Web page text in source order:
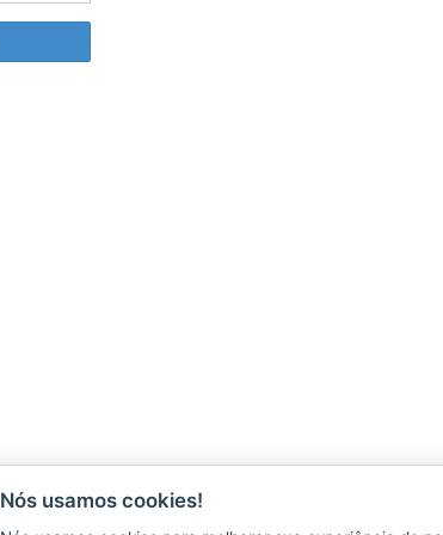
LICITAÇÕES
Arquivo
Nós usamos cookies!